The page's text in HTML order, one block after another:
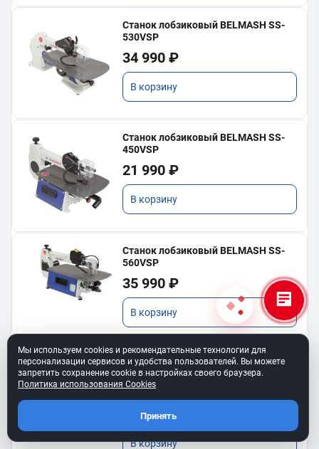
Станок лобзиковый BELMASH SS-
530VSP
34 990 ₽
В корзину
Станок лобзиковый BELMASH SS-
450VSP
21 990 ₽
В корзину
Станок лобзиковый BELMASH SS-
560VSP
35 990 ₽
В корзину
Ремень клиновой A-450
550 ₽
В корзину
Мы используем cookies и рекомендательные технологии для
персонализации сервисов и удобства пользователей. Вы можете
запретить сохранение cookie в настройках своего браузера.
Политика использования Cookies
Принять